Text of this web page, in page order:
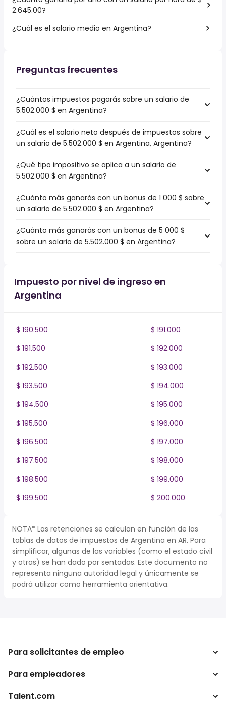
2.645.00?
¿Cuál es el salario medio en Argentina?
Preguntas frecuentes
¿Cuántos impuestos pagarás sobre un salario de
5.502.000 $ en Argentina?
¿Cuál es el salario neto después de impuestos sobre
un salario de 5.502.000 $ en Argentina, Argentina?
¿Qué tipo impositivo se aplica a un salario de
5.502.000 $ en Argentina?
¿Cuánto más ganarás con un bonus de 1 000 $ sobre
un salario de 5.502.000 $ en Argentina?
¿Cuánto más ganarás con un bonus de 5 000 $
sobre un salario de 5.502.000 $ en Argentina?
Impuesto por nivel de ingreso en
Argentina
$ 190.500
$ 191.000
$ 191.500
$ 192.000
$ 192.500
$ 193.000
$ 193.500
$ 194.000
$ 194.500
$ 195.000
$ 195.500
$ 196.000
$ 196.500
$ 197.000
$ 197.500
$ 198.000
$ 198.500
$ 199.000
$ 199.500
$ 200.000
NOTA* Las retenciones se calculan en función de las
tablas de datos de impuestos de Argentina en AR. Para
simplificar, algunas de las variables (como el estado civil
y otras) se han dado por sentadas. Este documento no
representa ninguna autoridad legal y únicamente se
podrá utilizar como herramienta orientativa.
Para solicitantes de empleo
Buscador de trabajo
Para empleadores
Empresa
Talent.com